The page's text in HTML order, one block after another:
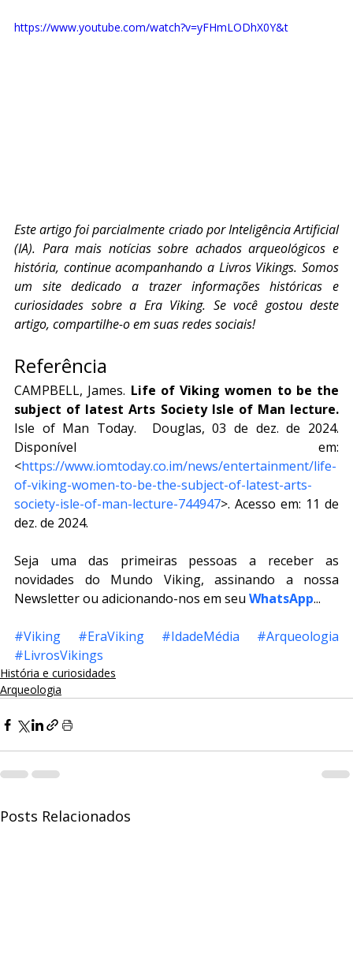
https://www.youtube.com/watch?v=yFHmLODhX0Y&t
Este artigo foi parcialmente criado por Inteligência Artificial
(IA). Para mais notícias sobre achados arqueológicos e
história, continue acompanhando a Livros Vikings. Somos
um site dedicado a trazer informações históricas e
curiosidades sobre a Era Viking. Se você gostou deste
artigo, compartilhe-o em suas redes sociais!
Referência
CAMPBELL, James. Life of Viking women to be the
Isle of Man Today.  Douglas, 03 de dez. de 2024.
Disponível em:
<https://www.iomtoday.co.im/news/entertainment/life-
of-viking-women-to-be-the-subject-of-latest-arts-
society-isle-of-man-lecture-744947>. Acesso em: 11 de
dez. de 2024.
Seja uma das primeiras pessoas a receber as
novidades do Mundo Viking, assinando a nossa
Newsletter ou adicionando-nos em seu WhatsApp...
#Viking #EraViking #IdadeMédia
#Arqueologia
#LivrosVikings
História e curiosidades
Arqueologia
Posts Relacionados